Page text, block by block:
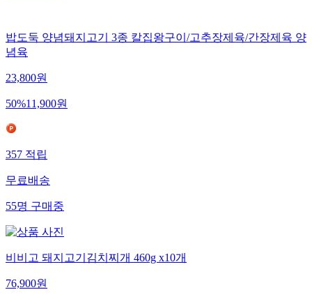
밥도둑 양념돼지고기 3종 칼집왕구이/고추장제육/간장제육 양
념육
23,800원
50%11,900원
357적립
무료배송
55명구매중
비비고 돼지고기김치찌개 460g x10개
76,900원